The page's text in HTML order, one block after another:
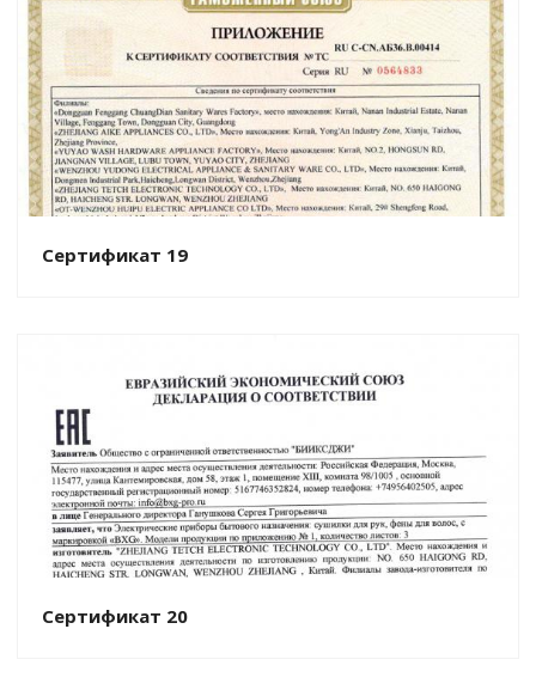
Сертификат 19
Сертификат 20